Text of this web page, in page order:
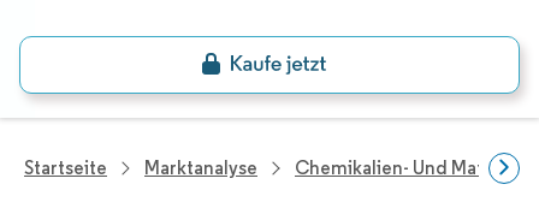
Startseite Marktanalyse Chemikalien- Und